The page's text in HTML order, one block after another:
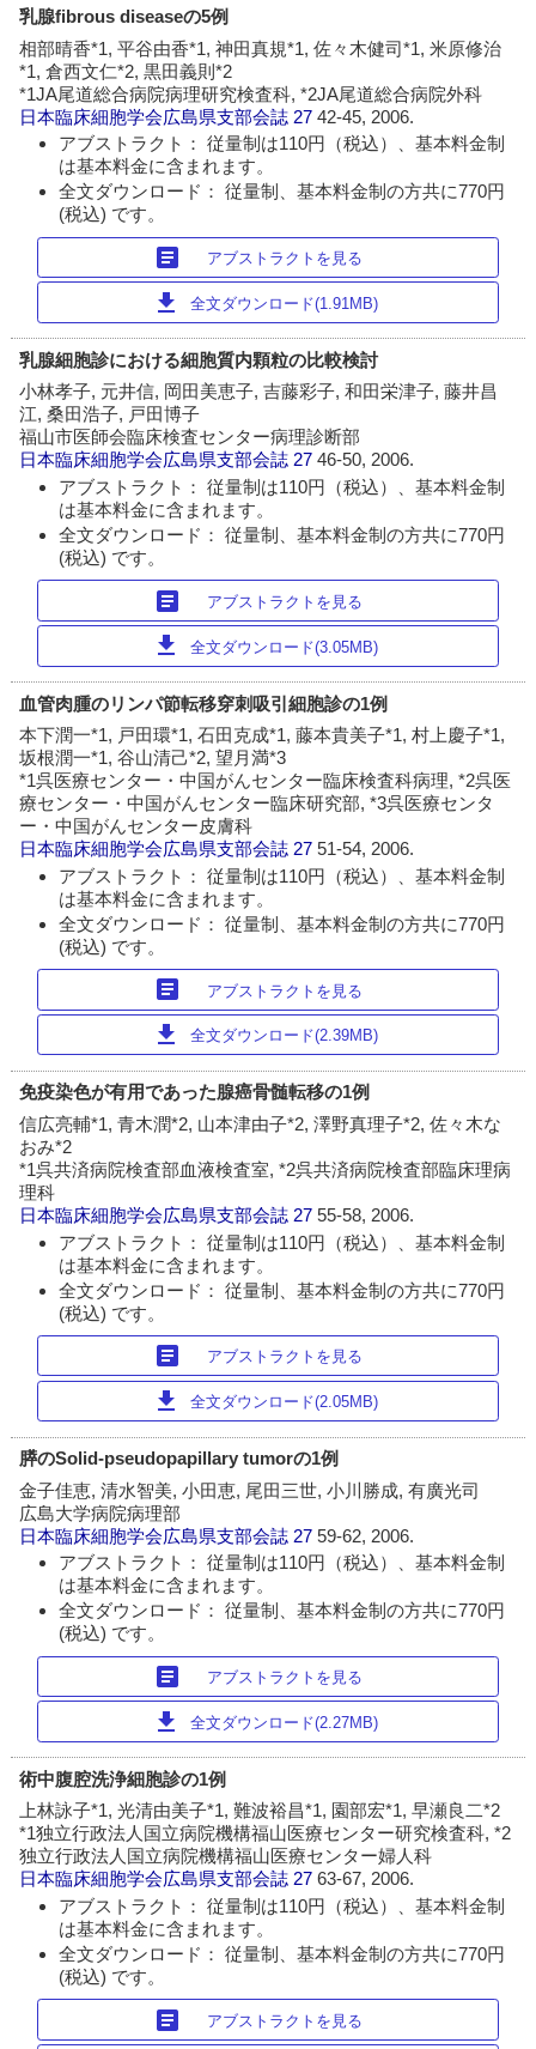
乳腺fibrous diseaseの5例
相部晴香*1, 平谷由香*1, 神田真規*1, 佐々木健司*1, 米原修治
*1, 倉西文仁*2, 黒田義則*2
*1JA尾道総合病院病理研究検査科, *2JA尾道総合病院外科
日本臨床細胞学会広島県支部会誌 2742-45, 2006.
アブストラクト： 従量制は110円（税込）、基本料金制
は基本料金に含まれます。
全文ダウンロード： 従量制、基本料金制の方共に770円
(税込) です。
article アブストラクトを見る
download 全文ダウンロード(1.91MB)
乳腺細胞診における細胞質内顆粒の比較検討
小林孝子, 元井信, 岡田美恵子, 吉藤彩子, 和田栄津子, 藤井昌
江, 桑田浩子, 戸田博子
福山市医師会臨床検査センター病理診断部
日本臨床細胞学会広島県支部会誌 2746-50, 2006.
アブストラクト： 従量制は110円（税込）、基本料金制
は基本料金に含まれます。
全文ダウンロード： 従量制、基本料金制の方共に770円
(税込) です。
article アブストラクトを見る
download 全文ダウンロード(3.05MB)
血管肉腫のリンパ節転移穿刺吸引細胞診の1例
本下潤一*1, 戸田環*1, 石田克成*1, 藤本貴美子*1, 村上慶子*1,
坂根潤一*1, 谷山清己*2, 望月満*3
*1呉医療センター・中国がんセンター臨床検査科病理, *2呉医
療センター・中国がんセンター臨床研究部, *3呉医療センタ
ー・中国がんセンター皮膚科
日本臨床細胞学会広島県支部会誌 2751-54, 2006.
アブストラクト： 従量制は110円（税込）、基本料金制
は基本料金に含まれます。
全文ダウンロード： 従量制、基本料金制の方共に770円
(税込) です。
article アブストラクトを見る
download 全文ダウンロード(2.39MB)
免疫染色が有用であった腺癌骨髄転移の1例
信広亮輔*1, 青木潤*2, 山本津由子*2, 澤野真理子*2, 佐々木な
おみ*2
*1呉共済病院検査部血液検査室, *2呉共済病院検査部臨床理病
理科
日本臨床細胞学会広島県支部会誌 2755-58, 2006.
アブストラクト： 従量制は110円（税込）、基本料金制
は基本料金に含まれます。
全文ダウンロード： 従量制、基本料金制の方共に770円
(税込) です。
article アブストラクトを見る
download 全文ダウンロード(2.05MB)
膵のSolid-pseudopapillary tumorの1例
金子佳恵, 清水智美, 小田恵, 尾田三世, 小川勝成, 有廣光司
広島大学病院病理部
日本臨床細胞学会広島県支部会誌 2759-62, 2006.
アブストラクト： 従量制は110円（税込）、基本料金制
は基本料金に含まれます。
全文ダウンロード： 従量制、基本料金制の方共に770円
(税込) です。
article アブストラクトを見る
download 全文ダウンロード(2.27MB)
術中腹腔洗浄細胞診の1例
上林詠子*1, 光清由美子*1, 難波裕昌*1, 園部宏*1, 早瀬良二*2
*1独立行政法人国立病院機構福山医療センター研究検査科, *2
独立行政法人国立病院機構福山医療センター婦人科
日本臨床細胞学会広島県支部会誌 2763-67, 2006.
アブストラクト： 従量制は110円（税込）、基本料金制
は基本料金に含まれます。
全文ダウンロード： 従量制、基本料金制の方共に770円
(税込) です。
article アブストラクトを見る